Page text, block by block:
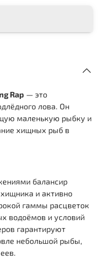
Rap — это
лова. Он
маленькую рыбку и
хищных рыб в
балансир
и активно
гаммы расцветок
водоёмов и условий
гарантируют
небольшой рыбы,